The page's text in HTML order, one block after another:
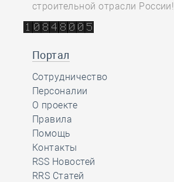
строительной отрасли России!
Портал
Сотрудничество
Персоналии
О проекте
Правила
Помощь
Контакты
RSS Новостей
RRS Статей